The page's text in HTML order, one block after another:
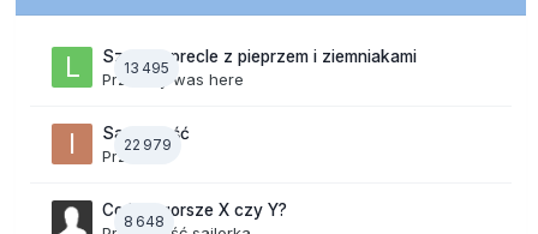
13 495
Szalone precle z pieprzem i ziemniakami
Przez lily was here
22 979
Samotność
Przezixi
8 648
Co jest gorsze X czy Y?